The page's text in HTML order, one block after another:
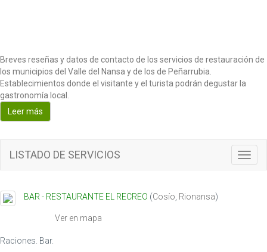
Breves reseñas y datos de contacto de los servicios de restauración de
los municipios del Valle del Nansa y de los de Peñarrubia.
Establecimientos donde el visitante y el turista podrán degustar la
gastronomía local.
Leer más
LISTADO DE SERVICIOS
BAR - RESTAURANTE EL RECREO (Cosío, Rionansa)
Ver en mapa
Raciones. Bar.